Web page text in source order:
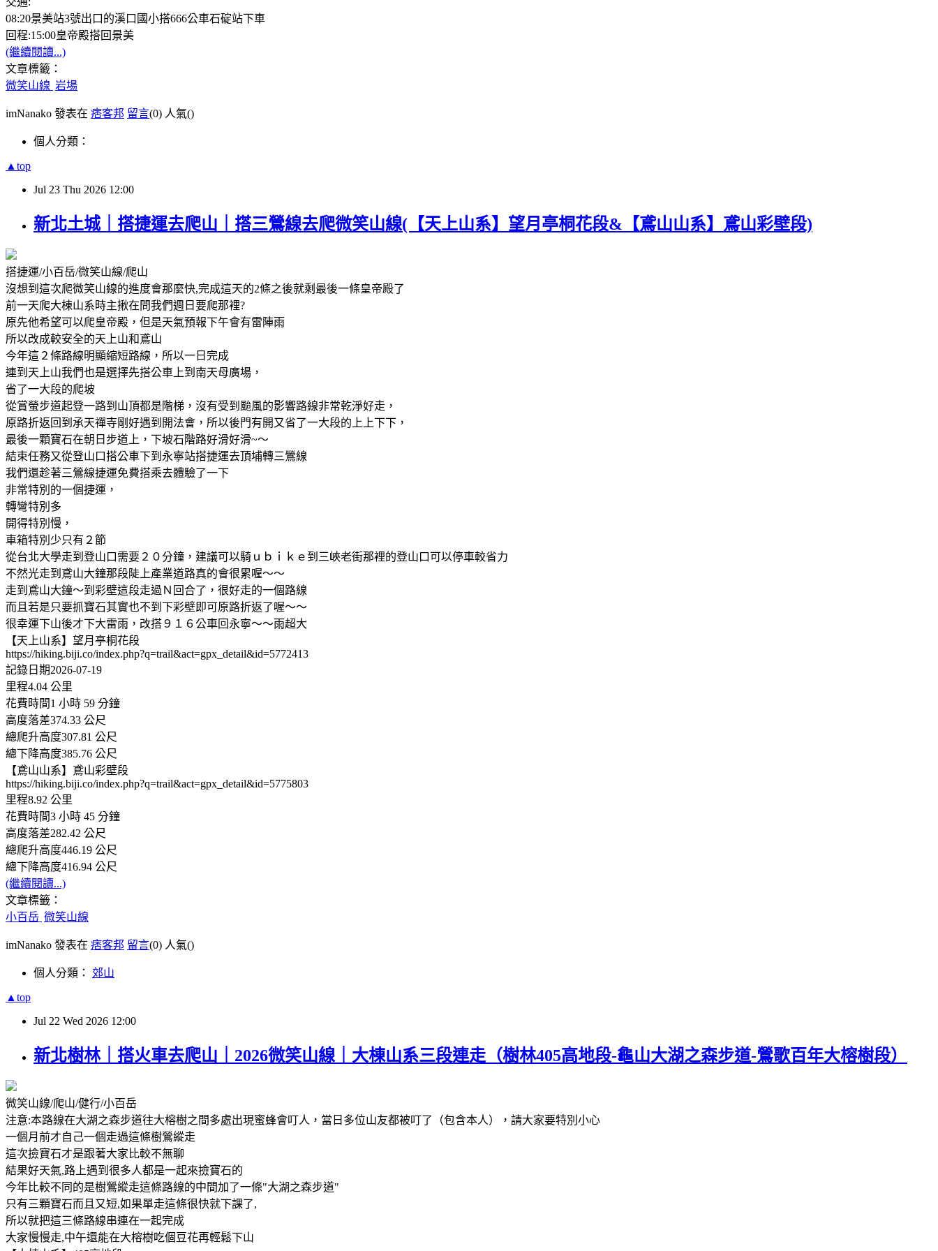
08:20景美站3號出口的溪口國小搭666公車石碇站下車
回程:15:00皇帝殿搭回景美
(繼續閱讀...)
文章標籤：
微笑山線 岩場
imNanako 發表在 痞客邦 留言(0) 人氣()
個人分類：
▲top
Jul 23 Thu 2026 12:00
新北土城｜搭捷運去爬山｜搭三鶯線去爬微笑山線(【天上山系】望月亭桐花段&【鳶山山系】鳶山彩壁段)
搭捷運/小百岳/微笑山線/爬山
沒想到這次爬微笑山線的進度會那麼快,完成這天的2條之後就剩最後一條皇帝殿了
前一天爬大棟山系時主揪在問我們週日要爬那裡?
原先他希望可以爬皇帝殿，但是天氣預報下午會有雷陣雨
所以改成較安全的天上山和鳶山
今年這２條路線明顯縮短路線，所以一日完成
連到天上山我們也是選擇先搭公車上到南天母廣場，
省了一大段的爬坡
從賞螢步道起登一路到山頂都是階梯，沒有受到颱風的影響路線非常乾淨好走，
原路折返回到承天禪寺剛好遇到開法會，所以後門有開又省了一大段的上上下下，
最後一顆寶石在朝日步道上，下坡石階路好滑好滑~～
結束任務又從登山口搭公車下到永寧站搭捷運去頂埔轉三鶯線
我們還趁著三鶯線捷運免費搭乘去體驗了一下
非常特別的一個捷運，
轉彎特別多
開得特別慢，
車箱特別少只有２節
從台北大學走到登山口需要２０分鐘，建議可以騎ｕｂｉｋｅ到三峽老街那裡的登山口可以停車較省力
不然光走到鳶山大鐘那段陡上產業道路真的會很累喔～～
走到鳶山大鐘～到彩壁這段走過Ｎ回合了，很好走的一個路線
而且若是只要抓寶石其實也不到下彩壁即可原路折返了喔～～
很幸運下山後才下大雷雨，改搭９１６公車回永寧～～雨超大
【天上山系】望月亭桐花段
https://hiking.biji.co/index.php?q=trail&act=gpx_detail&id=5772413
記錄日期2026-07-19
里程4.04 公里
花費時間1 小時 59 分鐘
高度落差374.33 公尺
總爬升高度307.81 公尺
總下降高度385.76 公尺
【鳶山山系】鳶山彩壁段
https://hiking.biji.co/index.php?q=trail&act=gpx_detail&id=5775803
里程8.92 公里
花費時間3 小時 45 分鐘
高度落差282.42 公尺
總爬升高度446.19 公尺
總下降高度416.94 公尺
(繼續閱讀...)
文章標籤：
小百岳 微笑山線
imNanako 發表在 痞客邦 留言(0) 人氣()
個人分類： 郊山
▲top
Jul 22 Wed 2026 12:00
新北樹林｜搭火車去爬山｜2026微笑山線｜大棟山系三段連走（樹林405高地段-龜山大湖之森步道-鶯歌百年大榕樹段）
微笑山線/爬山/健行/小百岳
注意:本路線在大湖之森步道往大榕樹之間多處出現蜜蜂會叮人，當日多位山友都被叮了（包含本人），請大家要特別小心
一個月前才自己一個走過這條樹鶯縱走
這次撿寶石才是跟著大家比較不無聊
結果好天氣,路上遇到很多人都是一起來撿寶石的
今年比較不同的是樹鶯縱走這條路線的中間加了一條"大湖之森步道"
只有三顆寶石而且又短,如果單走這條很快就下課了,
所以就把這三條路線串連在一起完成
大家慢慢走,中午還能在大榕樹吃個豆花再輕鬆下山